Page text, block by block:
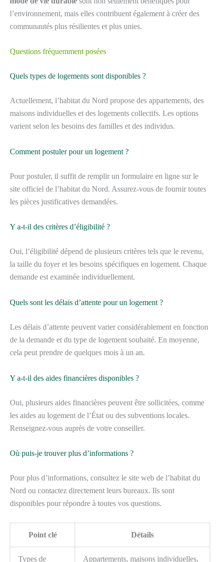
l’environnement, mais elles contribuent également à créer des
communautés plus résilientes et plus unies.
Questions fréquemment posées
Quels types de logements sont disponibles ?
Actuellement, l’habitat du Nord propose des appartements, des
maisons individuelles et des logements collectifs. Les options
varient selon les besoins des familles et des individus.
Comment postuler pour un logement ?
Pour postuler, il suffit de remplir un formulaire en ligne sur le
site officiel de l’habitat du Nord. Assurez-vous de fournir toutes
les pièces justificatives demandées.
Y a-t-il des critères d’éligibilité ?
Oui, l’éligibilité dépend de plusieurs critères tels que le revenu,
la taille du foyer et les besoins spécifiques en logement. Chaque
demande est examinée individuellement.
Quels sont les délais d’attente pour un logement ?
Les délais d’attente peuvent varier considérablement en fonction
de la demande et du type de logement souhaité. En moyenne,
cela peut prendre de quelques mois à un an.
Y a-t-il des aides financières disponibles ?
Oui, plusieurs aides financières peuvent être sollicitées, comme
les aides au logement de l’État ou des subventions locales.
Renseignez-vous auprès de votre conseiller.
Où puis-je trouver plus d’informations ?
Pour plus d’informations, consultez le site web de l’habitat du
Nord ou contactez directement leurs bureaux. Ils sont
disponibles pour répondre à toutes vos questions.
Point clé Détails
Types de Appartements, maisons individuelles,